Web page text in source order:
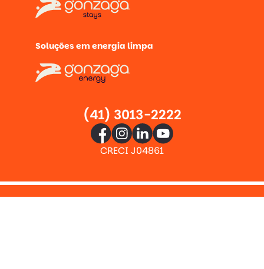
Soluções em energia limpa
(41) 3013-2222
CRECI J04861